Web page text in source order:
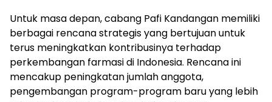
Untuk masa depan, cabang Pafi Kandangan memiliki
berbagai rencana strategis yang bertujuan untuk
terus meningkatkan kontribusinya terhadap
perkembangan farmasi di Indonesia. Rencana ini
mencakup peningkatan jumlah anggota,
pengembangan program-program baru yang lebih